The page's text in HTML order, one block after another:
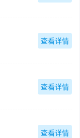
查看详情
查看详情
查看详情